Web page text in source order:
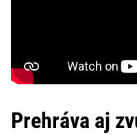
Prehráva aj